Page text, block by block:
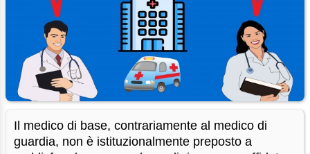
Il medico di base, contrariamente al medico di
guardia, non è istituzionalmente preposto a